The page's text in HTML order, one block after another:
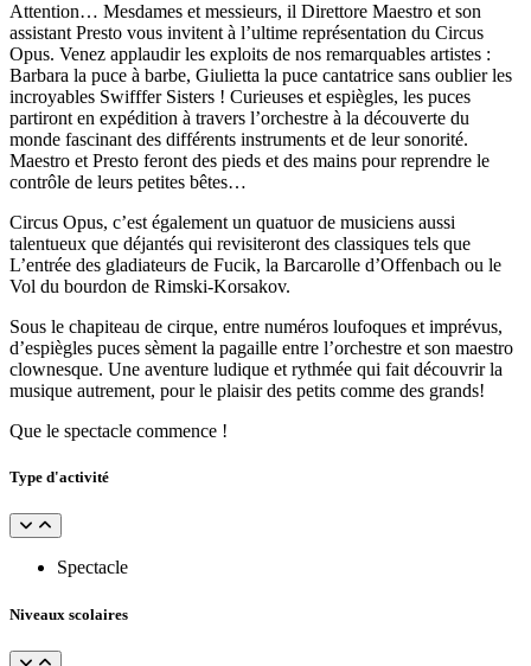
Attention… Mesdames et messieurs, il Direttore Maestro et son
assistant Presto vous invitent à l’ultime représentation du Circus
Opus. Venez applaudir les exploits de nos remarquables artistes :
Barbara la puce à barbe, Giulietta la puce cantatrice sans oublier les
incroyables Swifffer Sisters ! Curieuses et espiègles, les puces
partiront en expédition à travers l’orchestre à la découverte du
monde fascinant des différents instruments et de leur sonorité.
Maestro et Presto feront des pieds et des mains pour reprendre le
contrôle de leurs petites bêtes…
Circus Opus, c’est également un quatuor de musiciens aussi
talentueux que déjantés qui revisiteront des classiques tels que
L’entrée des gladiateurs de Fucik, la Barcarolle d’Offenbach ou le
Vol du bourdon de Rimski-Korsakov.
Sous le chapiteau de cirque, entre numéros loufoques et imprévus,
d’espiègles puces sèment la pagaille entre l’orchestre et son maestro
clownesque. Une aventure ludique et rythmée qui fait découvrir la
musique autrement, pour le plaisir des petits comme des grands!
Que le spectacle commence !
Type d'activité
Spectacle
Niveaux scolaires